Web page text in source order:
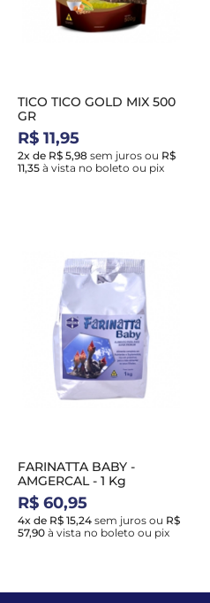
TICO TICO GOLD MIX 500
GR
R$ 11,95
2x de R$ 5,98 sem juros ou R$
11,35 à vista no boleto ou pix
FARINATTA BABY -
AMGERCAL - 1 Kg
R$ 60,95
4x de R$ 15,24 sem juros ou R$
57,90 à vista no boleto ou pix